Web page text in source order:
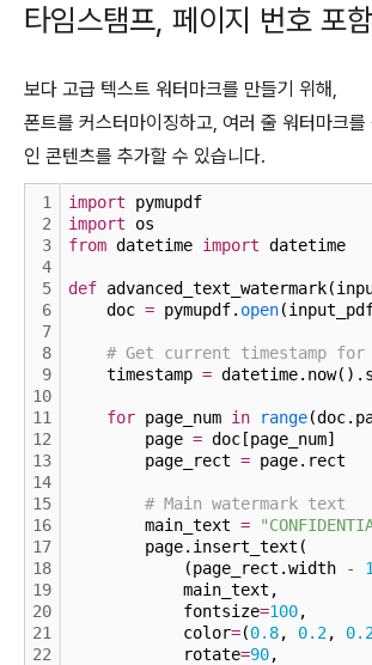
타임스탬프, 페이지 번호 포함
보다 고급 텍스트 워터마크를 만들기 위해,
폰트를 커스터마이징하고, 여러 줄 워터마크를
인 콘텐츠를 추가할 수 있습니다.
1
2
3
4
5
6
7
8
9
10
11
12
13
14
15
16
17
18
19
20
21
22
import pymupdf
import os
from datetime import datetime
def
doc = pymupdf. open
# Get current timestamp for
timestamp =
for page_num in range
page = doc[page_num]
page_rect = page.rect
# Main watermark text
main_text =
page.insert_text(
(page_rect.width
-
main_text,
fontsize=100,
color=(0. 8, 0. 2, 0.
rotate=90,